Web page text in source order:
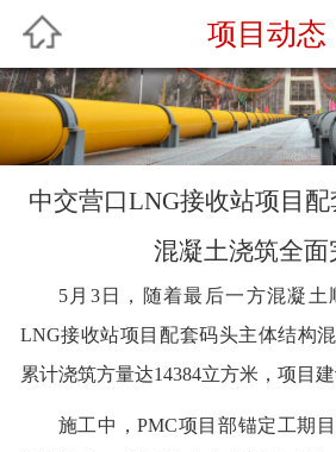
中
项目动态
中交营口LNG接收站项目
混凝土浇筑全面
5月3日， 随着最后一方混凝土
LNG接收站项目 配套码头主体结构
累计浇筑方量达14384立方米 ， 项目
施工中，PMC项目部锚定工期